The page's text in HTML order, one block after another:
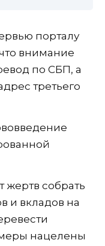
порталу
внимание
по СБП, а
третьего
собрать
и вкладов на
нацелены